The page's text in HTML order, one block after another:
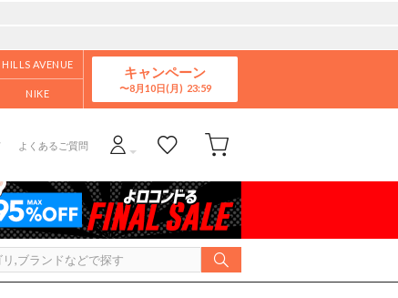
HILLS AVENUE
NIKE
キャンペーン
8月10日(月)
よくあるご質問